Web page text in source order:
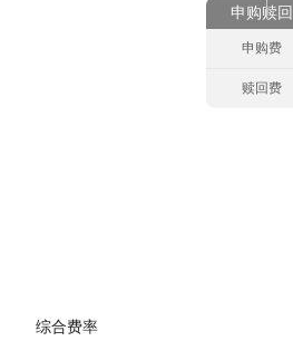
申购赎回
申购费
赎回费
综合费率